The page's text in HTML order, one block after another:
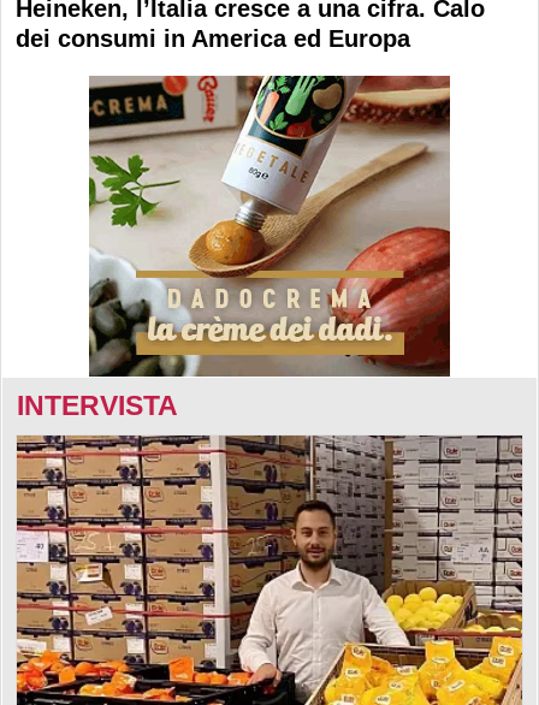
Heineken, l’Italia cresce a una cifra. Calo
dei consumi in America ed Europa
INTERVISTA